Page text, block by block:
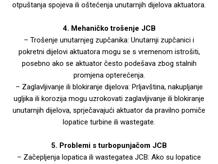
otpuštanja spojeva ili oštećenja unutarnjih dijelova aktuatora.
4. Mehaničko trošenje JCB
– Trošenje unutarnjeg zupčanika: Unutarnji zupčanici i
pokretni dijelovi aktuatora mogu se s vremenom istrošiti,
posebno ako se aktuator često podešava zbog stalnih
promjena opterećenja.
– Zaglavljivanje ili blokiranje dijelova: Prljavština, nakupljanje
ugljika ili korozija mogu uzrokovati zaglavljivanje ili blokiranje
unutarnjih dijelova, sprječavajući aktuator da pravilno pomiče
lopatice turbine ili wastegate.
5. Problemi s turbopunjačom JCB
– Začepljenja lopatica ili wastegatea JCB: Ako su lopatice